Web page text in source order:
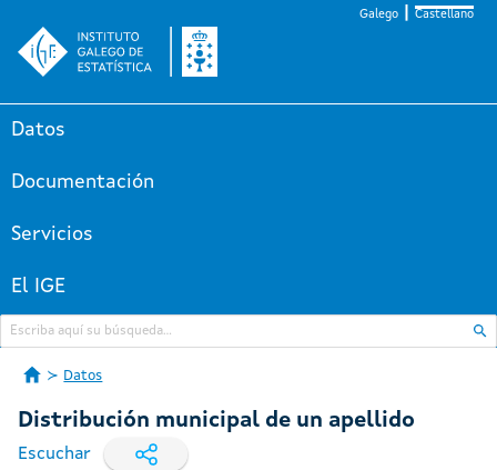
Galego Castellano
Datos
Documentación
Servicios
El IGE
Datos
Distribución municipal de un apellido
Escuchar